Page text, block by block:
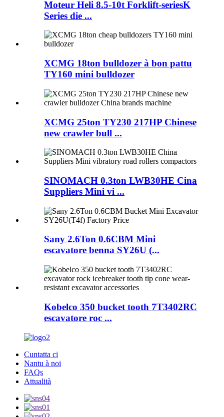
Moteur Heli 8.5-10t Forklift-seriesK
Series die ...
XCMG 18ton bulldozer à bon pattu
TY160 mini bulldozer
XCMG 25ton TY230 217HP Chinese
new crawler bull ...
SINOMACH 0.3ton LWB30HE Cina
Suppliers Mini vi ...
Sany 2.6Ton 0.6CBM Mini
escavatore benna SY26U (...
Kobelco 350 bucket tooth 7T3402RC
escavatore roc ...
Cuntatta ci
Nantu à noi
FAQs
Attualità